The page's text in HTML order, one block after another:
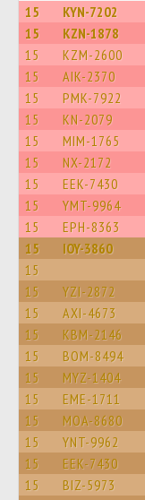
15 KYN-7202
15 KZN-1878
15 KZM-2600
15 AIK-2370
15 PMK-7922
15 KN-2079
15 MIM-1765
15 NX-2172
15 EEK-7430
15 YMT-9964
15 EPH-8363
15 IOY-3860
15
15 YZI-2872
15 AXI-4673
15 KBM-2146
15 BOM-8494
15 MYZ-1404
15 EME-1711
15 MOA-8680
15 YNT-9962
15 EEK-7430
15 BIZ-5973